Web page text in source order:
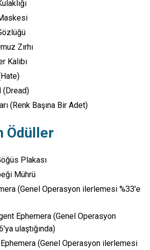
Zırhı
Kalıbı
(Dread)
(Renk Başına Bir Adet)
Ödüller
Plakası
Mührü
(Genel Operasyon ilerlemesi %33'e
Ephemera (Genel Operasyon
ulaştığında)
(Genel Operasyon ilerlemesi